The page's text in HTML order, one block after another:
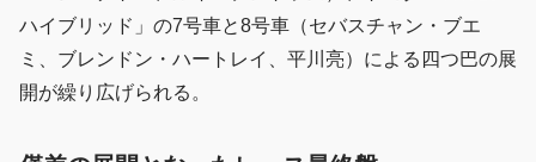
ハイブリッド」の7号車と8号車（セバスチャン・ブエ
ミ、ブレンドン・ハートレイ、平川亮）による四つ巴の展
開が繰り広げられる。